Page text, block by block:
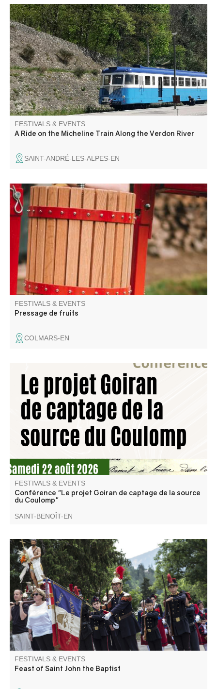
Aboard a 1936 railcar, relive the atmosphere of the
“Michelines”! Upon your arrival in Thorame, local
organizations invite you to visit the Chapel of Notre-Dame
de la Fleur and, in the afternoon, watch a lavender
distillation demonstration.
FESTIVALS & EVENTS
A Ride on the Micheline Train Along the Verdon River
SAINT-ANDRÉ-LES-ALPES-EN
Une journée pour broyer, presser, pasteuriser, échanger,
et partager sans modération !
FESTIVALS & EVENTS
Pressage de fruits
COLMARS-EN
Conférence de Jean-Claude Nobécourt, membre de
l'association Traces Editions
FESTIVALS & EVENTS
Conférence "Le projet Goiran de captage de la source
du Coulomp"
SAINT-BENOÎT-EN
Come and discover St. Jean-Baptiste, with its parades of
armed firemen and cantinières in Napoleon III costume,
aubades, ceremonies, open-air folk dances, brass bands
and processions.
FESTIVALS & EVENTS
Feast of Saint John the Baptist